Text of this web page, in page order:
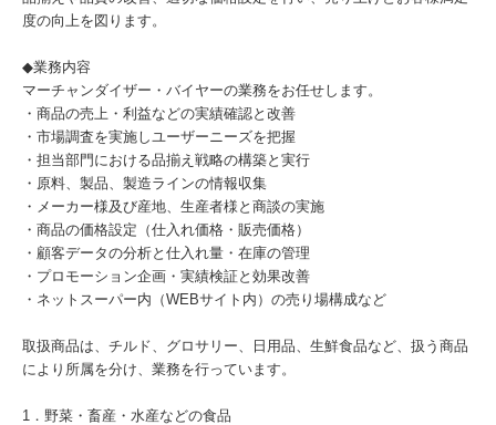
度の向上を図ります。
◆業務内容
マーチャンダイザー・バイヤーの業務をお任せします。
・商品の売上・利益などの実績確認と改善
・市場調査を実施しユーザーニーズを把握
・担当部門における品揃え戦略の構築と実行
・原料、製品、製造ラインの情報収集
・メーカー様及び産地、生産者様と商談の実施
・商品の価格設定（仕入れ価格・販売価格）
・顧客データの分析と仕入れ量・在庫の管理
・プロモーション企画・実績検証と効果改善
・ネットスーパー内（WEBサイト内）の売り場構成など
取扱商品は、チルド、グロサリー、日用品、生鮮食品など、扱う商品
により所属を分け、業務を行っています。
1．野菜・畜産・水産などの食品